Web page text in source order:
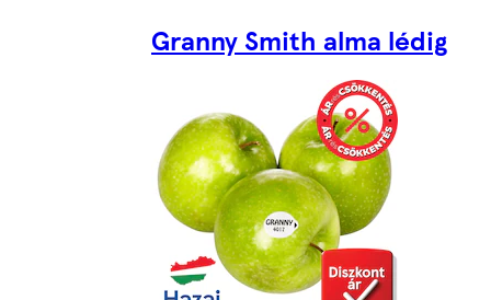
Granny Smith alma lédig